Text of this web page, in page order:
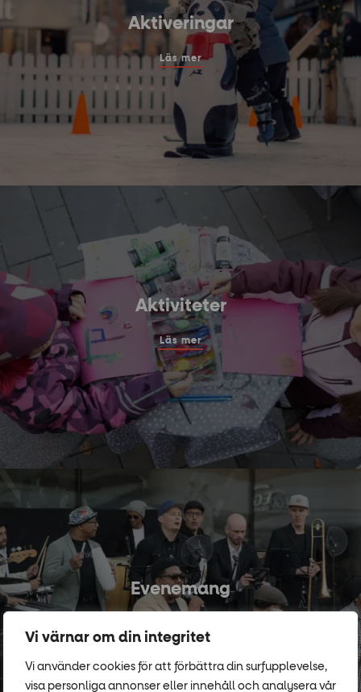
Vi värnar om din integritet
Vi använder cookies för att förbättra din surfupplevelse,
visa personliga annonser eller innehåll och analysera vår
Aktiveringar
Läs mer
Aktiviteter
Läs mer
Evenemang